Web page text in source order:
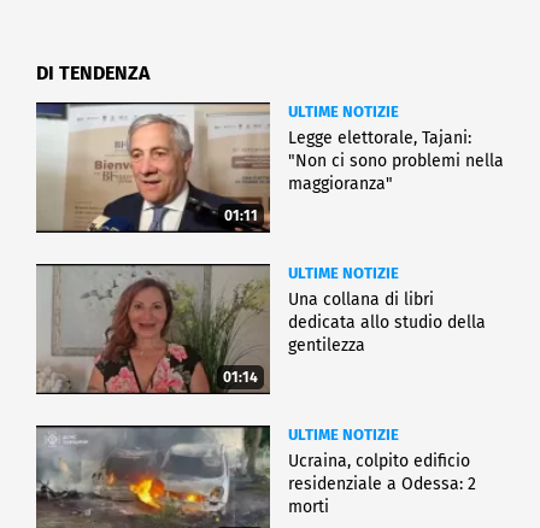
DI TENDENZA
01:11
ULTIME NOTIZIE
Legge elettorale, Tajani:
"Non ci sono problemi nella
maggioranza"
01:14
ULTIME NOTIZIE
Una collana di libri
dedicata allo studio della
gentilezza
ULTIME NOTIZIE
Ucraina, colpito edificio
residenziale a Odessa: 2
morti